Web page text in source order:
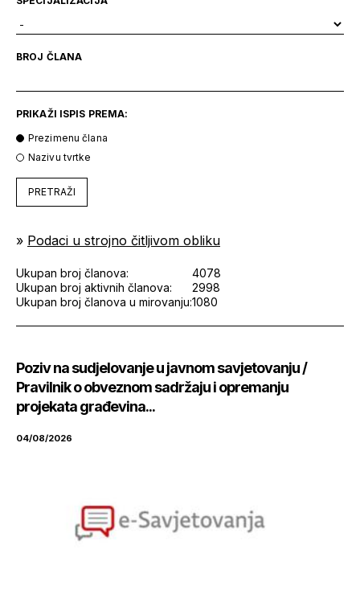
BROJ ČLANA
PRIKAŽI ISPIS PREMA:
Prezimenu člana
Nazivu tvrtke
PRETRAŽI
» Podaci u strojno čitljivom obliku
Ukupan broj članova:
4078
Ukupan broj aktivnih članova:
2998
Ukupan broj članova u mirovanju:1080
Poziv na sudjelovanje u javnom savjetovanju /
Pravilnik o obveznom sadržaju i opremanju
projekata građevina...
04/08/2026